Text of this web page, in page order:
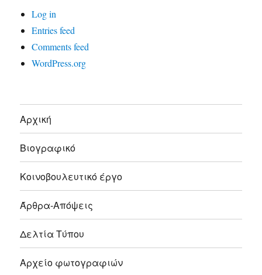
Log in
Entries feed
Comments feed
WordPress.org
Αρχική
Βιογραφικό
Κοινοβουλευτικό έργο
Άρθρα-Απόψεις
Δελτία Τύπου
Αρχείο φωτογραφιών